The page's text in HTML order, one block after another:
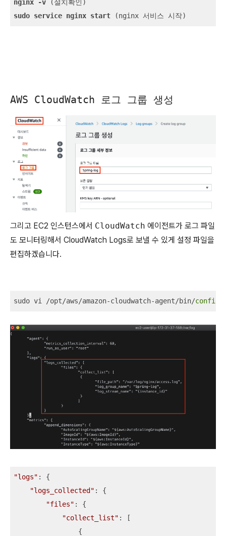
nginx -v
sudo service nginx start (nginx 서비스 시작)
AWS CloudWatch 로그 그룹 생성
그리고 EC2 인스턴스에서 CloudWatch 에이전트가 로그 파일
도 모니터링해서 CloudWatch Logs로 보낼 수 있게 설정 파일을
편집하겠습니다.
sudo vi /opt/aws/amazon-cloudwatch-agent/bin/config
"logs" : {
"logs_collected" : {
"files" : {
"collect_list" : [
                {